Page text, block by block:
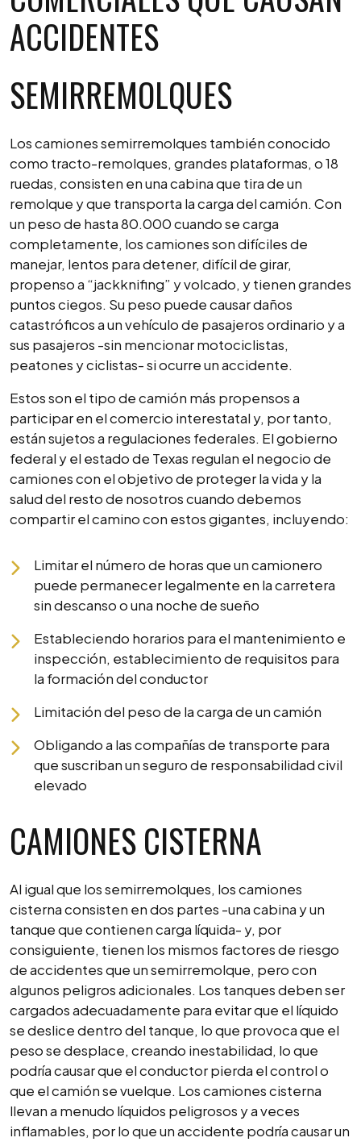
ACCIDENTES
SEMIRREMOLQUES
Los camiones semirremolques también conocido
como tracto-remolques, grandes plataformas, o 18
ruedas, consisten en una cabina que tira de un
remolque y que transporta la carga del camión. Con
un peso de hasta 80.000 cuando se carga
completamente, los camiones son difíciles de
manejar, lentos para detener, difícil de girar,
propenso a “jackknifing” y volcado, y tienen grandes
puntos ciegos. Su peso puede causar daños
catastróficos a un vehículo de pasajeros ordinario y a
sus pasajeros -sin mencionar motociclistas,
peatones y ciclistas- si ocurre un accidente.
Estos son el tipo de camión más propensos a
participar en el comercio interestatal y, por tanto,
están sujetos a regulaciones federales. El gobierno
federal y el estado de Texas regulan el negocio de
camiones con el objetivo de proteger la vida y la
salud del resto de nosotros cuando debemos
compartir el camino con estos gigantes, incluyendo:
Limitar el número de horas que un camionero
puede permanecer legalmente en la carretera
sin descanso o una noche de sueño
Estableciendo horarios para el mantenimiento e
inspección, establecimiento de requisitos para
la formación del conductor
Limitación del peso de la carga de un camión
Obligando a las compañías de transporte para
que suscriban un seguro de responsabilidad civil
elevado
CAMIONES CISTERNA
Al igual que los semirremolques, los camiones
cisterna consisten en dos partes -una cabina y un
tanque que contienen carga líquida- y, por
consiguiente, tienen los mismos factores de riesgo
de accidentes que un semirremolque, pero con
algunos peligros adicionales. Los tanques deben ser
cargados adecuadamente para evitar que el líquido
se deslice dentro del tanque, lo que provoca que el
peso se desplace, creando inestabilidad, lo que
podría causar que el conductor pierda el control o
que el camión se vuelque. Los camiones cisterna
llevan a menudo líquidos peligrosos y a veces
inflamables, por lo que un accidente podría causar un